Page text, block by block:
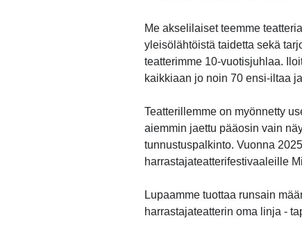
Me akselilaiset teemme
yleisölähtöistä taidetta sekä
teatterimme 10-vuotisjuhlaa.
kaikkiaan jo noin 70 ensi-iltaa
Teatterillemme on myönnetty
aiemmin jaettu pääosin vain
tunnustuspalkinto. Vuonna
harrastajateatterifestivaaleille
Lupaamme tuottaa runsain
harrastajateatterin oma linja -